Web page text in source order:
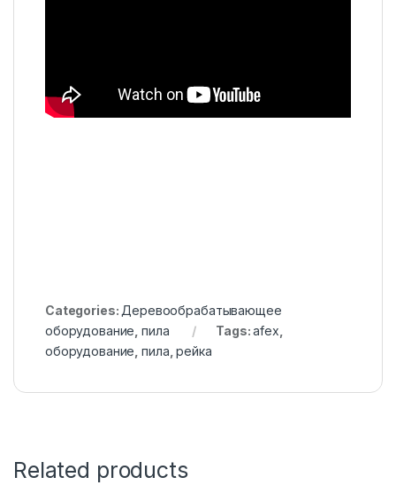
Categories: Деревообрабатывающее
оборудование ,пила Tags:afex
оборудование ,пила ,рейка
Related products